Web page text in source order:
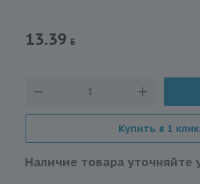
13.39
Купить в 1 клик
Наличие товара уточняйте